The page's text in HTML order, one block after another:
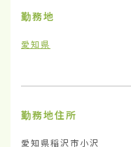
勤務地
愛知県
勤務地住所
愛知県稲沢市小沢